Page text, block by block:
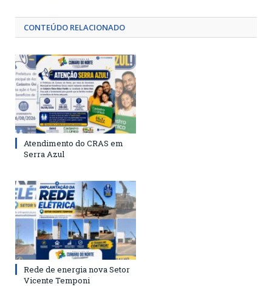
CONTEÚDO RELACIONADO
Atendimento do CRAS em
Serra Azul
Rede de energia nova Setor
Vicente Temponi